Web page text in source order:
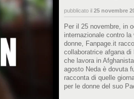
pubblicato il 25 novembre
Per il 25 novembre, in
internazionale contro
donne, Fanpage.it
collaboratrice afgana
che lavora in
agosto Neda è dovuta
racconta di quelle
per le donne del suo